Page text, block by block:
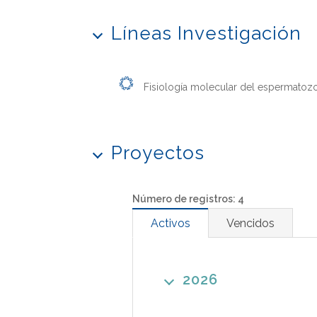
Líneas Investigación
Fisiología molecular del
Proyectos
Número de registros: 4
Activos Vencidos
2026